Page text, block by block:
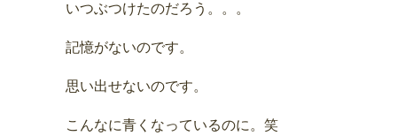
いつぶつけたのだろう。。。
記憶がないのです。
思い出せないのです。
こんなに青くなっているのに。笑